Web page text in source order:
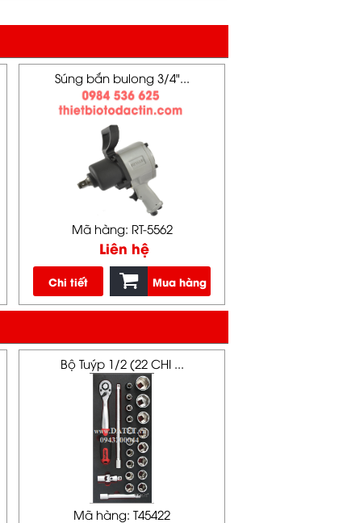
Súng bắn bulong 3/4"...
Mã hàng: RT-5562
Liên hệ
Chi tiết Mua hàng
Bộ Tuýp 1/2 (22 CHI ...
Mã hàng: T45422